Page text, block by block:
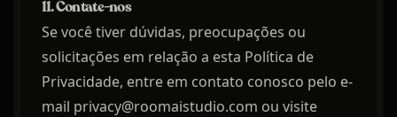
11. Contate-nos
Se você tiver dúvidas, preocupações ou
solicitações em relação a esta Política de
Privacidade, entre em contato conosco pelo e-
mail privacy@roomaistudio.com ou visite